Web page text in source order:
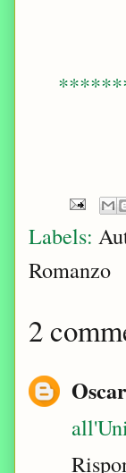
Labels:
Romanzo
2